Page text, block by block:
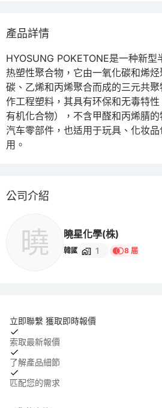
產品詳情
HYOSUNG POKETONE是一种新
热塑性聚合物，它由一氧化碳和烯
碳、乙烯和丙烯聚合而成的三元共
作工程塑料，其具有环保和无毒特
有机化合物），不含甲醛和丙烯腈
汽车零部件，也适用于玩具、化妆
用。
公司介紹
曉 曉星化學(株)
韓國 1 8 届
立即聯繫 獲取即時報價
索取最新報價
了解產品細節
匹配您的需求